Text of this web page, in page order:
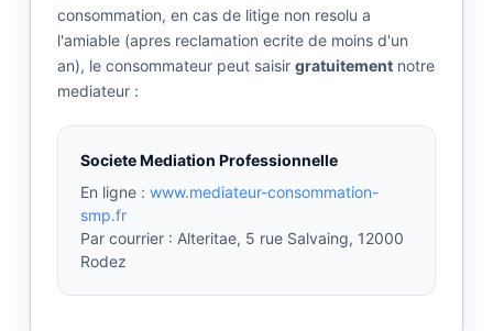
consommation, en cas de litige non resolu a
l'amiable (apres reclamation ecrite de moins d'un
an), le consommateur peut saisir gratuitement notre
mediateur :
Societe Mediation Professionnelle
En ligne : www.mediateur-consommation-
smp.fr
Par courrier : Alteritae, 5 rue Salvaing, 12000
Rodez